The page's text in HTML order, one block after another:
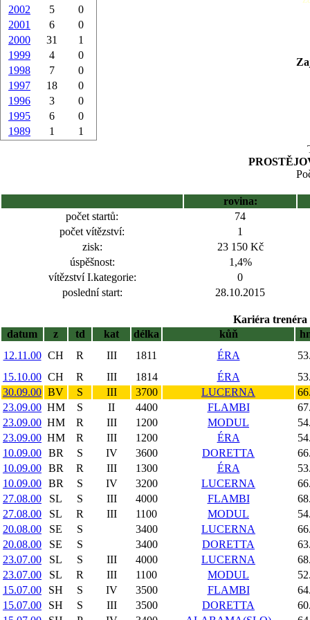
2002
5
0
2001
6
0
2000
31
1
1999
4
0
1998
7
0
1997
18
0
1996
3
0
1995
6
0
1989
1 1
rovina:
počet startů:
74
počet vítězství:
1
zisk:
23 150 Kč
úspěšnost:
1,4%
vítězství I.kategorie:
0
poslední start:
28.10.2015
Kariéra trenéra
datum
z td kat délka kůň
12.11.00 CH R III 1811 ÉRA
15.10.00 CH R III 1814 ÉRA
30.09.00 BV S III 3700 LUCERNA
23.09.00 HM S II 4400 FLAMBI
23.09.00 HM R III 1200 MODUL
23.09.00 HM R III 1200 ÉRA
10.09.00 BR S IV 3600 DORETTA
10.09.00 BR R III 1300 ÉRA
10.09.00 BR S IV 3200 LUCERNA
27.08.00
SL S III 4000 FLAMBI
27.08.00
SL R III 1100 MODUL
20.08.00
SE S 3400 LUCERNA
20.08.00
SE S 3400 DORETTA
23.07.00
SL S III 4000 LUCERNA
23.07.00
SL R III 1100 MODUL
15.07.00
SH S IV 3500 FLAMBI
15.07.00
SH S III 3500 DORETTA